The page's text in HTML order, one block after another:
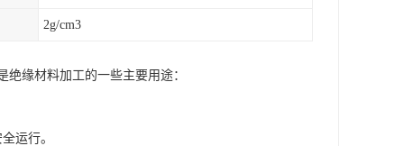
2g/cm3
缘材料加工的一些主要用途：
运行。